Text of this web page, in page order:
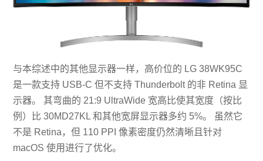
与本综述中的其他显示器一样，​​高价位的 LG 38WK95C
是一款支持 USB-C 但不支持 Thunderbolt 的非 Retina 显
示器。 其弯曲的 21:9 UltraWide 宽高比使其宽度（按比
例）比 30MD27KL 和其他宽屏显示器多约 5%。 虽然它
不是 Retina，但 110 PPI 像素密度仍然清晰且针对
macOS 使用进行了优化。